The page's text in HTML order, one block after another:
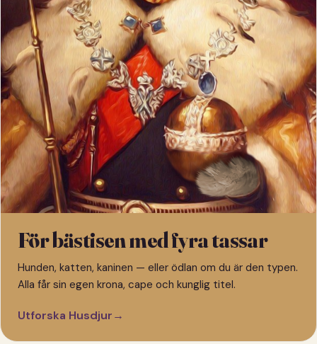
För bästisen med fyra tassar
Hunden, katten, kaninen — eller ödlan om du är den typen.
Alla får sin egen krona, cape och kunglig titel.
Utforska Husdjur→